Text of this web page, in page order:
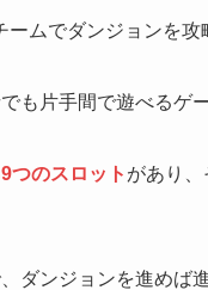
ームでダンジョンを攻
も片手間で遊べるゲ
つのスロット があり
ダンジョンを進めば